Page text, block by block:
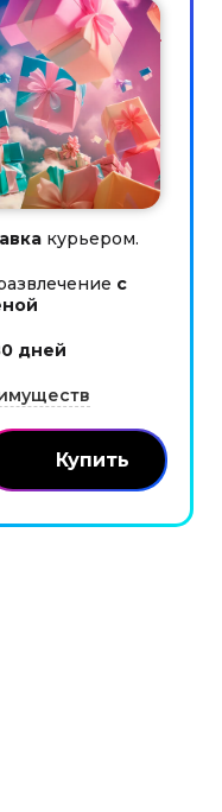
курьером.
с
дней